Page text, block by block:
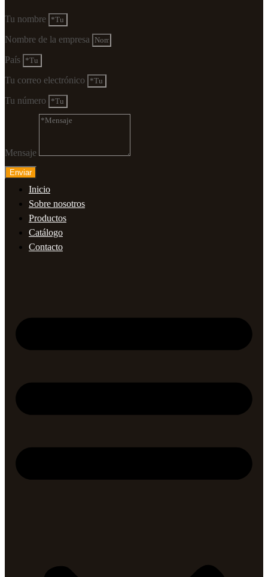
Tu nombre
Nombre de la empresa
País
Tu correo electrónico
Tu número
Mensaje
Enviar
Inicio
Sobre nosotros
Productos
Catálogo
Contacto